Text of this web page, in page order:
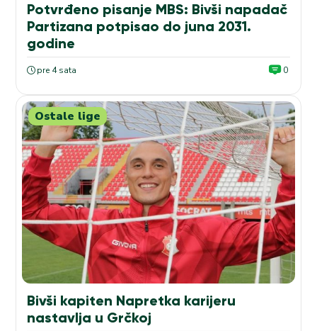
Potvrđeno pisanje MBS: Bivši napadač
Partizana potpisao do juna 2031.
godine
pre 4 sata 0
Ostale lige
Bivši kapiten Napretka karijeru
nastavlja u Grčkoj